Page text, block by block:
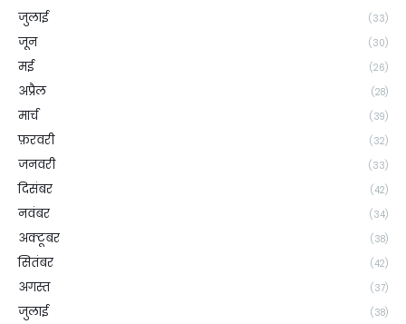
जुलाई (33)
जून (30)
मई (26)
अप्रैल (28)
मार्च (39)
फ़रवरी (32)
जनवरी (33)
दिसंबर (42)
नवंबर (34)
अक्टूबर (38)
सितंबर (42)
अगस्त (37)
जुलाई (38)